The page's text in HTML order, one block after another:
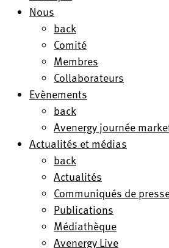
Nous
back
Comité
Membres
Collaborateurs
Evènements
back
Avenergy journée
Actualités et médias
back
Actualités
Communiqués de
Publications
Médiathèque
Avenergy Live